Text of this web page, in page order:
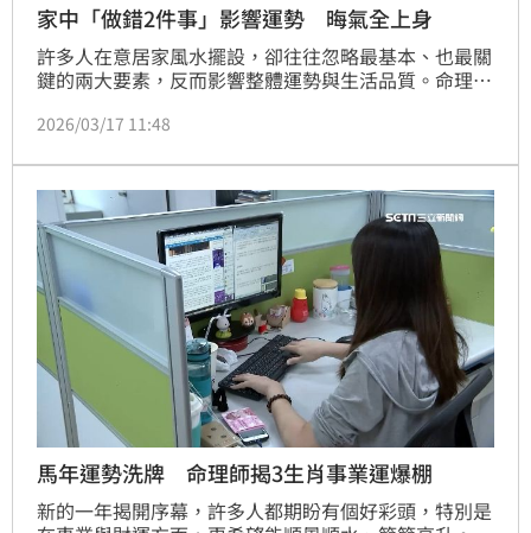
家中「做錯2件事」影響運勢 晦氣全上身
許多人在意居家風水擺設，卻往往忽略最基本、也最關
鍵的兩大要素，反而影響整體運勢與生活品質。命理專
常重要。
2026/03/17 11:48
馬年運勢洗牌 命理師揭3生肖事業運爆棚
新的一年揭開序幕，許多人都期盼有個好彩頭，特別是